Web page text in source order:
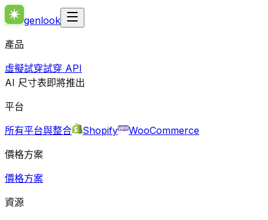
genlook
產品
虛擬試穿試穿 API
AI 尺寸表即將推出
平台
所有平台與整合
Shopify
WooCommerce
價格方案
價格方案
資源